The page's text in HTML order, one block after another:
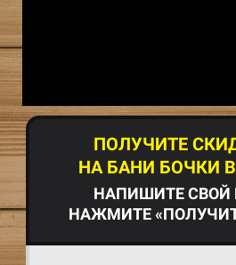
ПОЛУЧИТЕ
НА БАНИ БОЧКИ
НАПИШИТЕ СВОЙ
НАЖМИТЕ